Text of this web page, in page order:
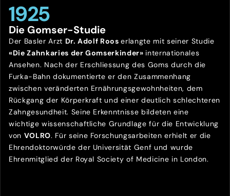
1925
Die Gomser-Studie
Der Basler Arzt Dr. Adolf Rooserlangte mit seiner Studie
«Die Zahnkaries der Gomserkinder» internationales
Ansehen. Nach der Erschliessung des Goms durch die
Furka-Bahn dokumentierte er den Zusammenhang
zwischen veränderten Ernährungsgewohnheiten, dem
Rückgang der Körperkraft und einer deutlich schlechteren
Zahngesundheit. Seine Erkenntnisse bildeten eine
wichtige wissenschaftliche Grundlage für die Entwicklung
von VOLRO. Für seine Forschungsarbeiten erhielt er die
Ehrendoktorwürde der Universität Genf und wurde
Ehrenmitglied der Royal Society of Medicine in London.